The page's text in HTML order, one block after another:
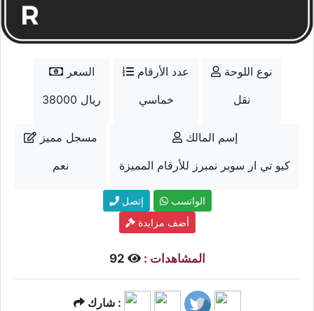
السعر
38000 ريال
عدد الأرقام
خماسي
نوع اللوحة
نقل
مسجل مميز
نعم
إسم المالك
كيو تي ار سوبر نمبرز للأرقام المميزة
إتصل
الواتسب
أضف مزايدة
المشاهدات :
شارك :